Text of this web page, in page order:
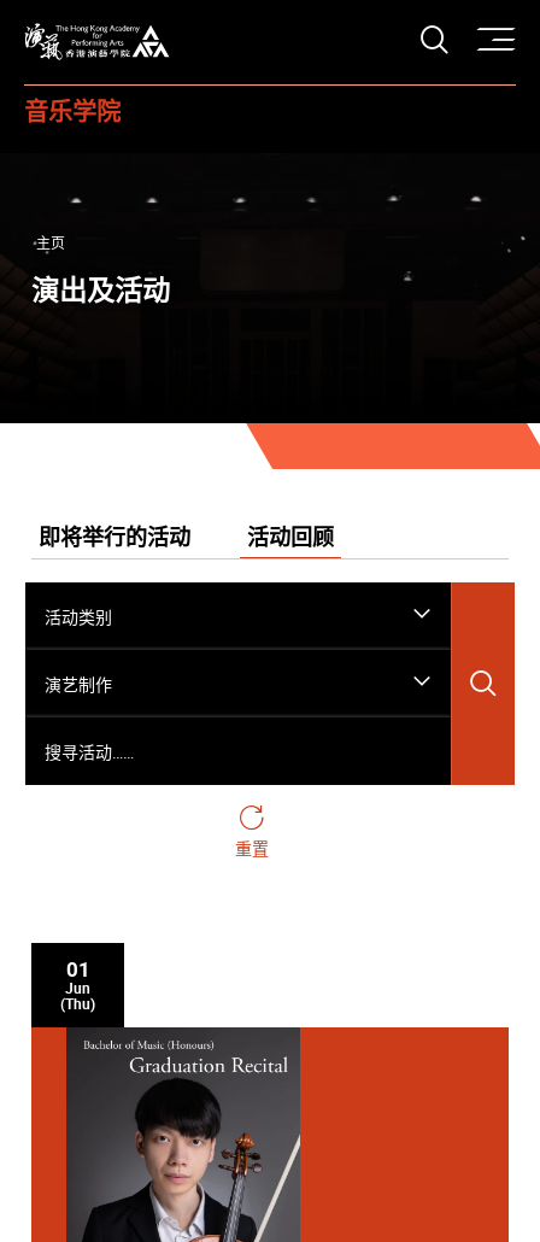
打开
音乐学院
主页
演出及活动
即将举行的活动 活动回顾
活动类别
演艺制作
重置
01
Jun
(Thu)